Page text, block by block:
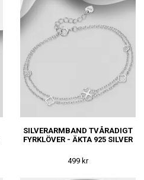
SILVERARMBAND TVÅRADIGT
FYRKLÖVER - ÄKTA 925 SILVER
499 kr